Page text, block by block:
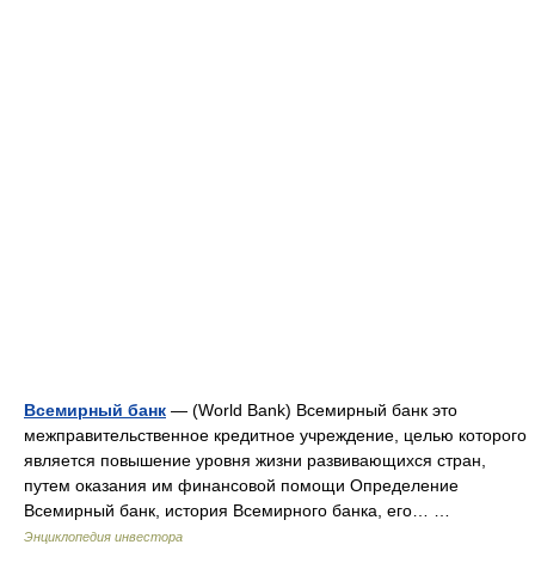
Всемирный банк — (World Bank) Всемирный банк это
межправительственное кредитное учреждение, целью которого
является повышение уровня жизни развивающихся стран,
путем оказания им финансовой помощи Определение
Всемирный банк, история Всемирного банка, его… …
Энциклопедия инвестора